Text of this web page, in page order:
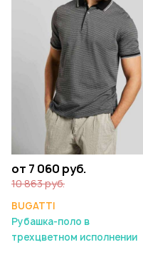
от 7 060 руб.
10 863 руб.
BUGATTI
Рубашка-поло в
трехцветном исполнении